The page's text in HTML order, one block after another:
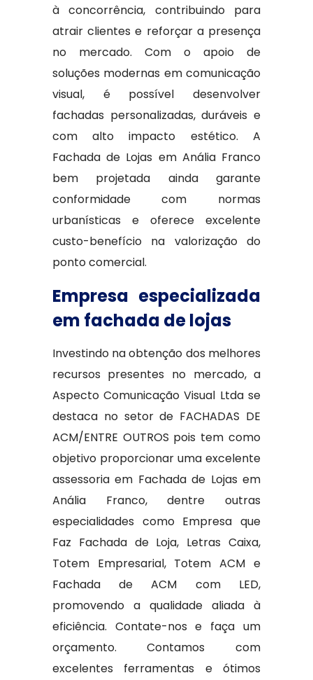
à concorrência, contribuindo para
atrair clientes e reforçar a presença
no mercado. Com o apoio de
soluções modernas em comunicação
visual, é possível desenvolver
fachadas personalizadas, duráveis e
com alto impacto estético. A
Fachada de Lojas em Anália Franco
bem projetada ainda garante
conformidade com normas
urbanísticas e oferece excelente
custo-benefício na valorização do
ponto comercial.
Empresa especializada
em fachada de lojas
Investindo na obtenção dos melhores
recursos presentes no mercado, a
Aspecto Comunicação Visual Ltda se
destaca no setor de FACHADAS DE
ACM/ENTRE OUTROS pois tem como
objetivo proporcionar uma excelente
assessoria em Fachada de Lojas em
Anália Franco, dentre outras
especialidades como Empresa que
Faz Fachada de Loja, Letras Caixa,
Totem Empresarial, Totem ACM e
Fachada de ACM com LED,
promovendo a qualidade aliada à
eficiência. Contate-nos e faça um
orçamento. Contamos com
excelentes ferramentas e ótimos